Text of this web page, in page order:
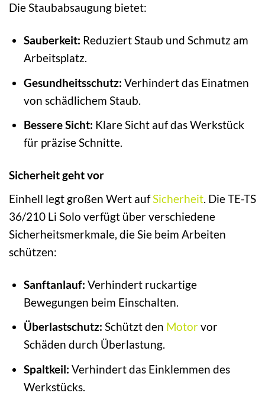
Die Staubabsaugung bietet:
Sauberkeit: Reduziert Staub und Schmutz am
Arbeitsplatz.
Gesundheitsschutz: Verhindert das Einatmen
von schädlichem Staub.
Bessere Sicht: Klare Sicht auf das Werkstück
für präzise Schnitte.
Sicherheit geht vor
Einhell legt großen Wert aufSicherheit. Die TE-TS
36/210 Li Solo verfügt über verschiedene
Sicherheitsmerkmale, die Sie beim Arbeiten
schützen:
Sanftanlauf: Verhindert ruckartige
Bewegungen beim Einschalten.
Überlastschutz: Schützt den Motorvor
Schäden durch Überlastung.
Spaltkeil: Verhindert das Einklemmen des
Werkstücks.